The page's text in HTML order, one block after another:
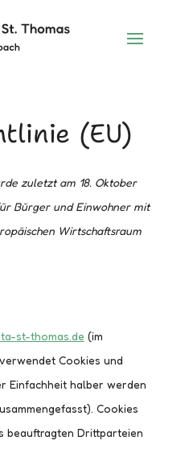
(EU)
zuletzt am 18. Oktober
Bürger und Einwohner mit
Wirtschaftsraum
st-thomas.de (im
Cookies und
Einfachheit halber werden
Cookies
beauftragten Drittparteien